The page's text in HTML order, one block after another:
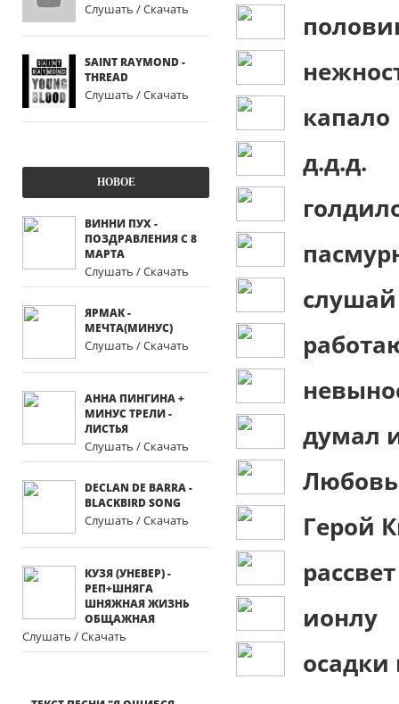
Слушать / Скачать
SAINT RAYMOND -
THREAD
Слушать / Скачать
НОВОЕ
ВИННИ ПУХ -
ПОЗДРАВЛЕНИЯ С 8
МАРТА
Слушать / Скачать
ЯРМАК -
МЕЧТА(МИНУС)
Слушать / Скачать
АННА ПИНГИНА +
МИНУС ТРЕЛИ -
ЛИСТЬЯ
Слушать / Скачать
DECLAN DE BARRA -
BLACKBIRD SONG
Слушать / Скачать
КУЗЯ (УНЕВЕР) -
РЕП+ШНЯГА
ШНЯЖНАЯ ЖИЗНЬ
ОБЩАЖНАЯ
Слушать / Скачать
капало
д.д.д.
думал
Герой
рассвет
ионлу
осадки